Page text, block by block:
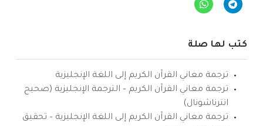
كتب لها صلة
ترجمة معاني القرآن الكريم إلى اللغة الإنجليزية
ترجمة معاني القرآن الكريم – الترجمة الإنجليزية (صحيح
انترناشونال)
ترجمة معاني القرآن الكريم إلى اللغة الإنجليزية – تحقيق